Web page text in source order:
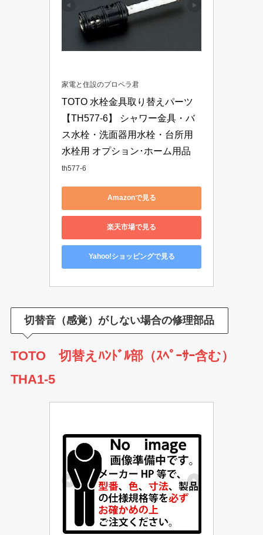
家電と住設のプロペラ君
TOTO 水栓金具取り替えパーツ
【TH577-6】 シャワー金具・バ
ス水栓・洗面器用水栓・台所用
水栓用 オプション･ホーム用品
th577-6
Amazonで見る
楽天市場で見る
Yahoo!ショッピングで見る
切替音（感覚）がしない場合の修理部品
TOTO 切替えﾊﾝﾄﾞﾙ部（ｽﾍﾟｰｻｰ含む）
THA1-5